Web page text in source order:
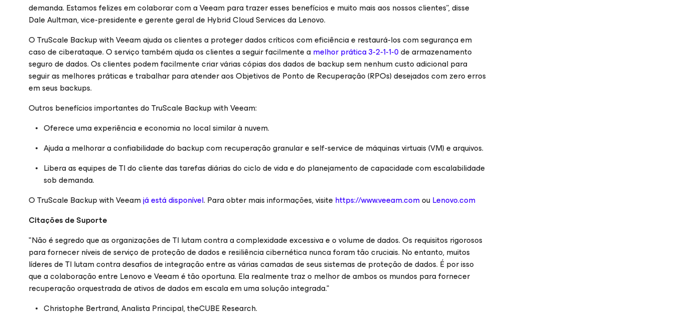
demanda. Estamos felizes em colaborar com a Veeam para trazer esses benefícios e muito mais aos nossos clientes”, disse
Dale Aultman, vice-presidente e gerente geral de Hybrid Cloud Services da Lenovo.
O TruScale Backup with Veeam ajuda os clientes a proteger dados críticos com eficiência e restaurá-los com segurança em
caso de ciberataque. O serviço também ajuda os clientes a seguir facilmente amelhor prática 3-2-1-1-0de armazenamento
seguro de dados. Os clientes podem facilmente criar várias cópias dos dados de backup sem nenhum custo adicional para
seguir as melhores práticas e trabalhar para atender aos Objetivos de Ponto de Recuperação (RPOs) desejados com zero erros
em seus backups.
Outros benefícios importantes do TruScale Backup with Veeam:
Oferece uma experiência e economia no local similar à nuvem.
Ajuda a melhorar a confiabilidade do backup com recuperação granular e self-service de máquinas virtuais (VM) e arquivos.
Libera as equipes de TI do cliente das tarefas diárias do ciclo de vida e do planejamento de capacidade com escalabilidade
sob demanda.
O TruScale Backup with Veeamjá está disponível. Para obter mais informações, visite https://www.veeam.comouLenovo.com
Citações de Suporte
"Não é segredo que as organizações de TI lutam contra a complexidade excessiva e o volume de dados. Os requisitos rigorosos
para fornecer níveis de serviço de proteção de dados e resiliência cibernética nunca foram tão cruciais. No entanto, muitos
líderes de TI lutam contra desafios de integração entre as várias camadas de seus sistemas de proteção de dados. É por isso
que a colaboração entre Lenovo e Veeam é tão oportuna. Ela realmente traz o melhor de ambos os mundos para fornecer
recuperação orquestrada de ativos de dados em escala em uma solução integrada."
Christophe Bertrand, Analista Principal, theCUBE Research.